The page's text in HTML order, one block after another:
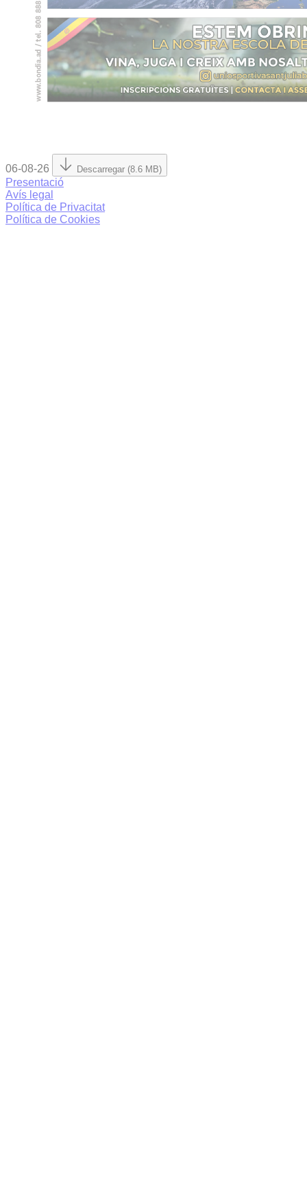
06-08-26 Descarregar (8.6 MB)
Presentació
Avís legal
Política de Privacitat
Política de Cookies